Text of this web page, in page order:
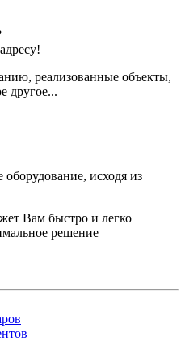
реализованные объекты,
другое...
исходя из
Вам быстро и легко
решение